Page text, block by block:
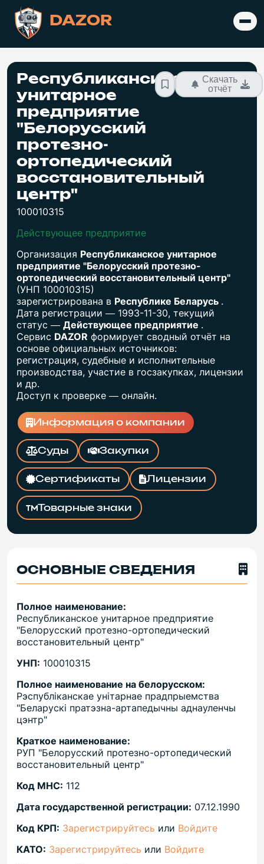
DAZOR
Республиканское
унитарное
предприятие
"Белорусский
протезно-
ортопедический
восстановительный
центр"
100010315
Скачать
отчёт
Действующее предприятие
Организация Республиканское унитарное
предприятие "Белорусский протезно-
ортопедический восстановительный центр"
(УНП 100010315)
зарегистрирована в Республике Беларусь .
Дата регистрации — 1993-11-30, текущий
статус — Действующее предприятие .
Сервис DAZOR формирует сводный отчёт на
основе официальных источников:
регистрация, судебные и исполнительные
производства, участие в госзакупках, лицензии
и др.
Доступ к проверке — онлайн.
Информация о компании
Суды Закупки
Сертификаты Лицензии
Товарные знаки
ОСНОВНЫЕ СВЕДЕНИЯ
Полное наименование:
Республиканское унитарное предприятие
"Белорусский протезно-ортопедический
восстановительный центр"
УНП: 100010315
Полное наименование на белорусском:
Рэспублiканскае унiтарнае прадпрыемства
"Беларускi пратэзна-артапедычны аднауленчы
цэнтр"
Краткое наименование:
РУП "Белорусский протезно-ортопедический
восстановительный центр"
Код МНС: 112
Дата государственной регистрации: 07.12.1990
Код КРП: Зарегистрируйтесь или Войдите
КАТО: Зарегистрируйтесь или Войдите